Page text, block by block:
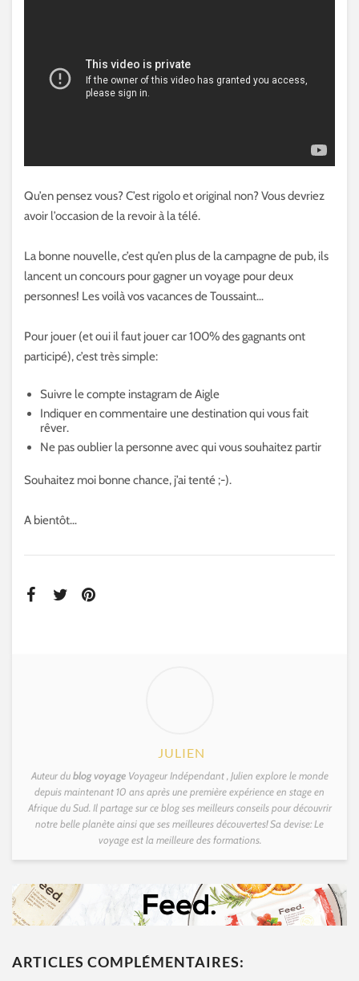
Qu’en pensez vous? C’est rigolo et original non? Vous devriez
avoir l’occasion de la revoir à la télé.
La bonne nouvelle, c’est qu’en plus de la campagne de pub, ils
lancent un concours pour gagner un voyage pour deux
personnes! Les voilà vos vacances de Toussaint…
Pour jouer (et oui il faut jouer car 100% des gagnants ont
participé), c’est très simple:
Suivre le compte instagram de Aigle
Indiquer en commentaire une destination qui vous fait
rêver.
Ne pas oublier la personne avec qui vous souhaitez partir
Souhaitez moi bonne chance, j’ai tenté ;-).
A bientôt…
JULIEN
Auteur dublog voyageVoyageur Indépendant , Julien explore le monde
depuis maintenant 10 ans après une première expérience en stage en
Afrique du Sud. Il partage sur ce blog ses meilleurs conseils pour découvrir
notre belle planète ainsi que ses meilleures découvertes! Sa devise: Le
voyage est la meilleure des formations.
ARTICLES COMPLÉMENTAIRES: